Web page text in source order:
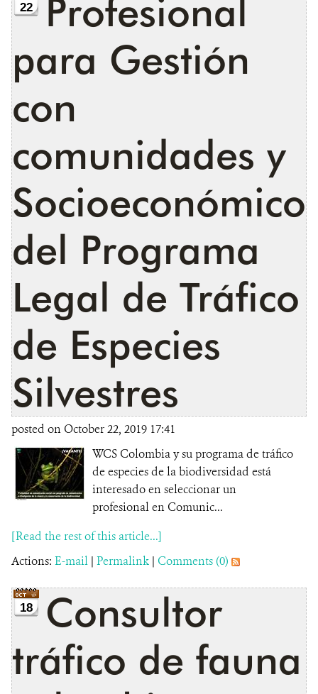
22
Profesional
para Gestión
con
comunidades y
Socioeconómico
del Programa
Legal de Tráfico
de Especies
Silvestres
posted on October 22, 2019 17:41
WCS Colombia y su programa de tráfico
de especies de la biodiversidad está
interesado en seleccionar un
profesional en Comunic...
[Read the rest of this article...]
Actions: E-mail | Permalink | Comments (0)
18
Consultor
tráfico de fauna